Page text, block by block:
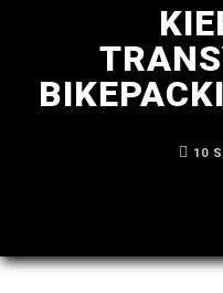
10
ARCHIWUM